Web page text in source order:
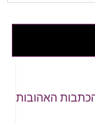
האהובות